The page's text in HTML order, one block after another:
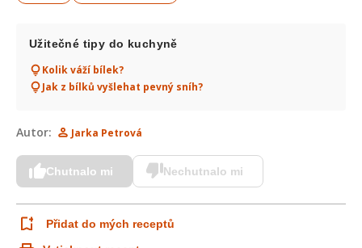
Užitečné tipy do kuchyně
Kolik váží bílek?
Jak z bílků vyšlehat pevný sníh?
Autor: Jarka Petrová
Chutnalo mi Nechutnalo mi
Přidat do mých receptů